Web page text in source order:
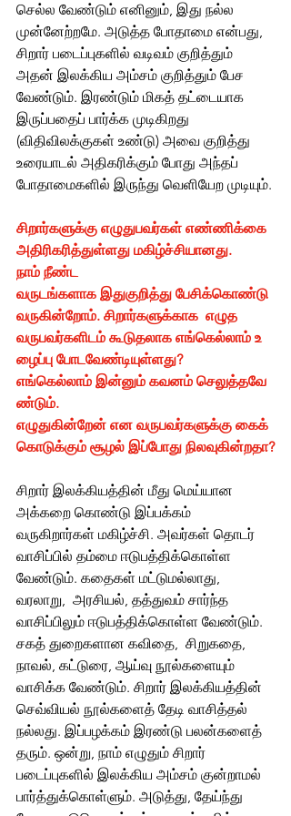
செல்ல வேண்டும் எனினும், இது நல்ல
முன்னேற்றமே. அடுத்த போதாமை என்பது,
சிறார் படைப்புகளில் வடிவம் குறித்தும்
அதன் இலக்கிய அம்சம் குறித்தும் பேச
வேண்டும். இரண்டும் மிகத் தட்டையாக
இருப்பதைப் பார்க்க முடிகிறது
(விதிவிலக்குகள் உண்டு) அவை குறித்து
உரையாடல் அதிகரிக்கும் போது அந்தப்
போதாமைகளில் இருந்து வெளியேற முடியும்.
சிறார்களுக்கு எழுதுபவர்கள் எண்ணிக்கை
அதிரிகரித்துள்ளது மகிழ்ச்சியானது.
நாம் நீண்ட
வருடங்களாக இதுகுறித்து பேசிக்கொண்டு
வருகின்றோம். சிறார்களுக்காக  எழுத
வருபவர்களிடம் கூடுதலாக எங்கெல்லாம் உ
ழைப்பு போடவேண்டியுள்ளது?
எங்கெல்லாம் இன்னும் கவனம் செலுத்தவே
ண்டும்.
எழுதுகின்றேன் என வருபவர்களுக்கு கைக்
கொடுக்கும் சூழல் இப்போது நிலவுகின்றதா?
சிறார் இலக்கியத்தின் மீது மெய்யான
அக்கறை கொண்டு இப்பக்கம்
வருகிறார்கள் மகிழ்ச்சி. அவர்கள் தொடர்
வாசிப்பில் தம்மை ஈடுபத்திக்கொள்ள
வேண்டும். கதைகள் மட்டுமல்லாது,
வரலாறு,  அரசியல், தத்துவம் சார்ந்த
வாசிப்பிலும் ஈடுபத்திக்கொள்ள வேண்டும்.
சகத் துறைகளான கவிதை,  சிறுகதை,
நாவல், கட்டுரை, ஆய்வு நூல்களையும்
வாசிக்க வேண்டும். சிறார் இலக்கியத்தின்
செவ்வியல் நூல்களைத் தேடி வாசித்தல்
நல்லது. இப்பழக்கம் இரண்டு பலன்களைத்
தரும். ஒன்று, நாம் எழுதும் சிறார்
படைப்புகளில் இலக்கிய அம்சம் குன்றாமல்
பார்த்துக்கொள்ளும். அடுத்து, தேய்ந்து